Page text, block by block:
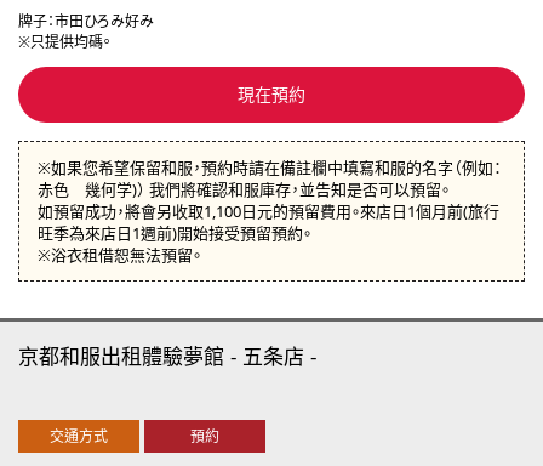
牌子：市田ひろみ好み
※只提供均碼。
現在預約
※如果您希望保留和服，預約時請在備註欄中填寫和服的名字（例如：
赤色 幾何学)） 我們將確認和服庫存，並告知是否可以預留。
如預留成功，將會另收取1,100日元的預留費用。來店日1個月前(旅行
旺季為來店日1週前)開始接受預留預約。
※浴衣租借恕無法預留。
京都和服出租體驗夢館 五条店
交通方式 預約